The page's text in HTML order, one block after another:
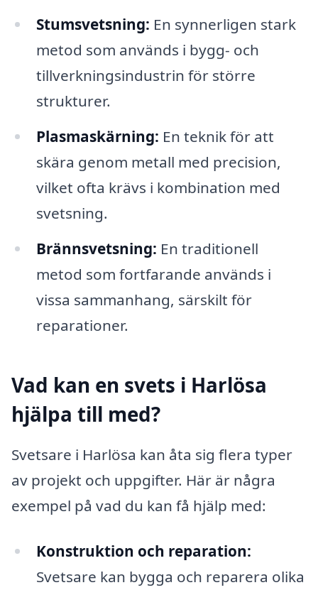
Stumsvetsning: En synnerligen stark
metod som används i bygg- och
tillverkningsindustrin för större
strukturer.
Plasmaskärning: En teknik för att
skära genom metall med precision,
vilket ofta krävs i kombination med
svetsning.
Brännsvetsning: En traditionell
metod som fortfarande används i
vissa sammanhang, särskilt för
reparationer.
Vad kan en svets i Harlösa
hjälpa till med?
Svetsare i Harlösa kan åta sig flera typer
av projekt och uppgifter. Här är några
exempel på vad du kan få hjälp med:
Konstruktion och reparation:
Svetsare kan bygga och reparera olika